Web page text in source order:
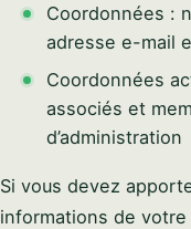
Coordonnées :
adresse e-mail
Coordonnées
associés et
d’administration
Si vous devez
informations de